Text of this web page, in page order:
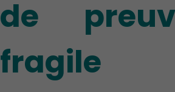
de
fragile